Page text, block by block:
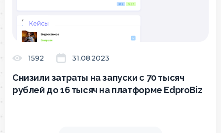
Кейсы
1592 31.08.2023
Снизили затраты на запуски с 70 тысяч
рублей до 16 тысяч на платформе EdproBiz